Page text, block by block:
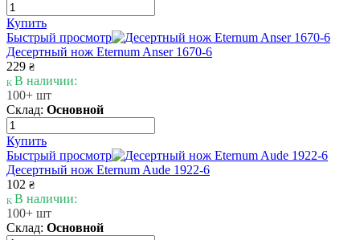
Купить
Быстрый просмотр
Десертный нож Eternum Anser 1670-6
229 ₴
В наличии:
100+ шт
Склад: Основной
Купить
Быстрый просмотр
Десертный нож Eternum Aude 1922-6
102 ₴
В наличии:
100+ шт
Склад: Основной